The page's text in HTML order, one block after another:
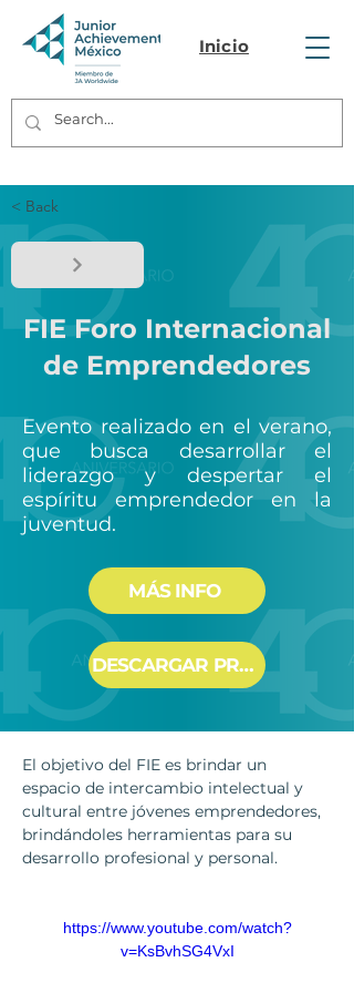
Inicio
< Back
FIE Foro Internacional
de Emprendedores
Evento realizado en el verano,
que busca desarrollar el
liderazgo y despertar el
espíritu emprendedor en la
juventud.
MÁS INFO
DESCARGAR PROGRAMA
El objetivo del FIE es brindar un
espacio de intercambio intelectual y
cultural entre jóvenes emprendedores,
brindándoles herramientas para su
desarrollo profesional y personal.
https://www.youtube.com/watch?
v=KsBvhSG4VxI